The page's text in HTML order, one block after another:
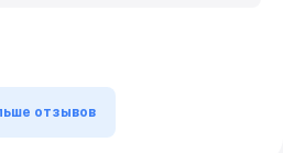
отзывов